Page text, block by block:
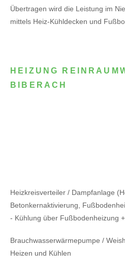
Übertragen wird die Leistung im
mittels Heiz-Kühldecken und
HEIZUNG
BIBERACH
Heizkreisverteiler / Dampfanlage
Betonkernaktivierung,
- Kühlung über Fußbodenheizung
Brauchwasserwärmepumpe /
Heizen und Kühlen